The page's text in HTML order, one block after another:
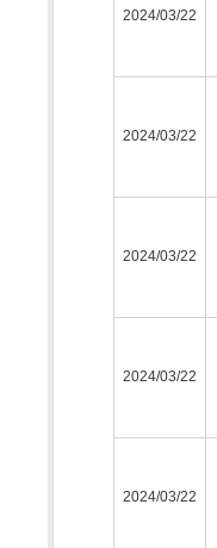
2024/03/22
2024/03/22
2024/03/22
2024/03/22
2024/03/22